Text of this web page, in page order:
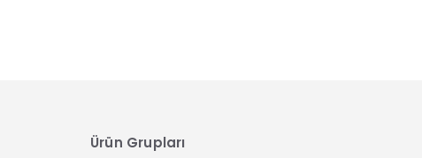
Ürün Grupları